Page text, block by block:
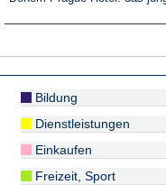
Bildung
Dienstleistungen
Einkaufen
Freizeit, Sport